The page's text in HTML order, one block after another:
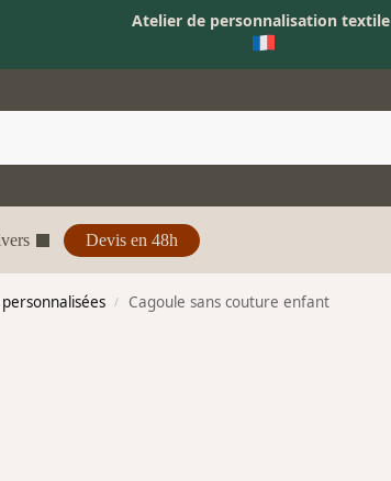
Atelier de personnalisation textile
Devis en 48h
/ Cagoule sans couture enfant